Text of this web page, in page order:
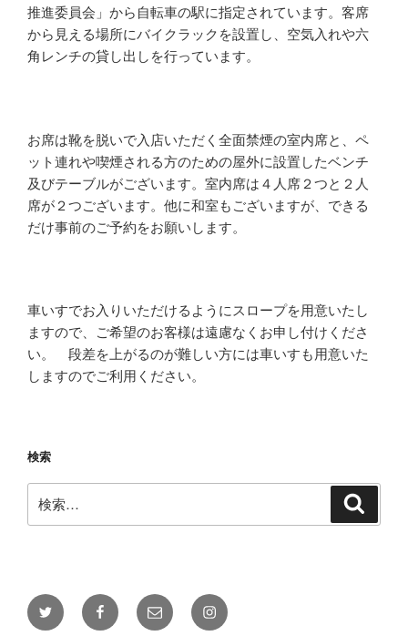
推進委員会」から自転車の駅に指定されています。客席
から見える場所にバイクラックを設置し、空気入れや六
角レンチの貸し出しを行っています。
お席は靴を脱いで入店いただく全面禁煙の室内席と、ペ
ット連れや喫煙される方のための屋外に設置したベンチ
及びテーブルがございます。室内席は４人席２つと２人
席が２つございます。他に和室もございますが、できる
だけ事前のご予約をお願いします。
車いすでお入りいただけるようにスロープを用意いたし
ますので、ご希望のお客様は遠慮なくお申し付けくださ
い。 段差を上がるのが難しい方には車いすも用意いた
しますのでご利用ください。
検索
索:
Twitter Facebook
メ
ー
Instagram